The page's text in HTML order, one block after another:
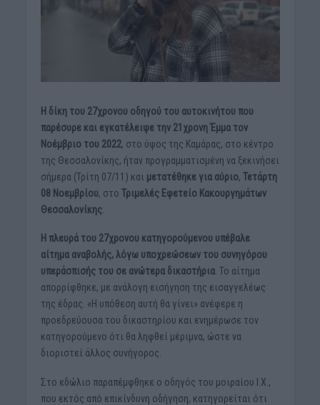
Η δίκη του 27χρονου οδηγού του αυτοκινήτου που
παρέσυρε και εγκατέλειψε την 21χρονη Έμμα τον
Νοέμβριο του 2022, στο ύψος της Καμάρας, στο κέντρο
της Θεσσαλονίκης, ήταν προγραμματισμένη να ξεκινήσει
σήμερα (Τρίτη 07/11) και μετατέθηκε για αύριο, Τετάρτη
08 Νοεμβρίου, στο Τριμελές Εφετείο Κακουργημάτων
Θεσσαλονίκης.
Η πλευρά του 27χρονου κατηγορούμενου υπέβαλε
αίτημα αναβολής, λόγω υποχρεώσεων του συνηγόρου
υπεράσπισής του σε ανώτερα δικαστήρια. Το αίτημα
απορρίφθηκε, με ανάλογη εισήγηση της εισαγγελέως
της έδρας. «Η υπόθεση αυτή θα γίνει» ανέφερε η
προεδρεύουσα του δικαστηρίου και ενημέρωσε τον
κατηγορούμενο ότι θα ληφθεί μέριμνα, ώστε να
διοριστεί άλλος συνήγορος.
Στο εδώλιο παραπέμφθηκε ο οδηγός του μοιραίου Ι.Χ.,
που εκτός από επικίνδυνη οδήγηση, κατηγορείται ότι